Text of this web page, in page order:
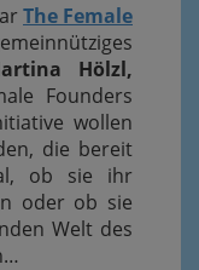
The Female
Hölzl,
Founders
wollen
die bereit
ob sie ihr
oder ob sie
Welt des